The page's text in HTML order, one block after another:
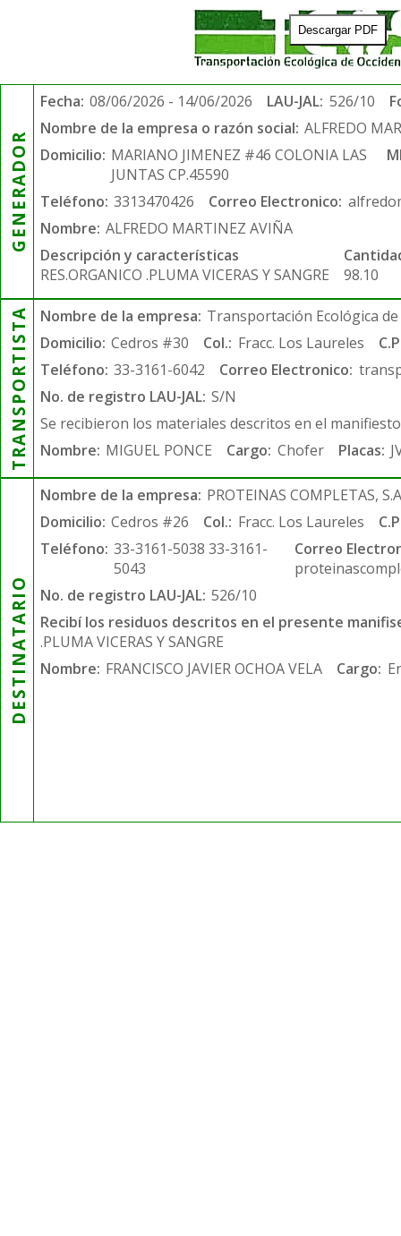
Descargar PDF
GENERADOR
Fecha: 08/06/2026 - 14/06/2026 LAU-JAL: 526/10
Nombre de la empresa o razón social: ALFREDO
Domicilio: MARIANO JIMENEZ #46 COLONIA LAS
JUNTAS CP.45590
Teléfono: 3313470426 Correo Electronico:
Nombre: ALFREDO MARTINEZ AVIÑA
Descripción y características
RES.ORGANICO .PLUMA VICERAS Y SANGRE
98.10
TRANSPORTISTA Nombre de la empresa: Transportación Ecológica de
Domicilio: Cedros #30 Col.: Fracc. Los Laureles
Teléfono: 33-3161-6042 Correo Electronico:
No. de registro LAU-JAL: S/N
Se recibieron los materiales descritos en el
Nombre: MIGUEL PONCE Cargo: Chofer Placas:
DESTINATARIO
Nombre de la empresa: PROTEINAS COMPLETAS,
Domicilio: Cedros #26 Col.: Fracc. Los Laureles
Teléfono: 33-3161-5038 33-3161-
5043
Correo
No. de registro LAU-JAL: 526/10
Recibí los residuos descritos en el presente
.PLUMA VICERAS Y SANGRE
Nombre: FRANCISCO JAVIER OCHOA VELA Cargo: